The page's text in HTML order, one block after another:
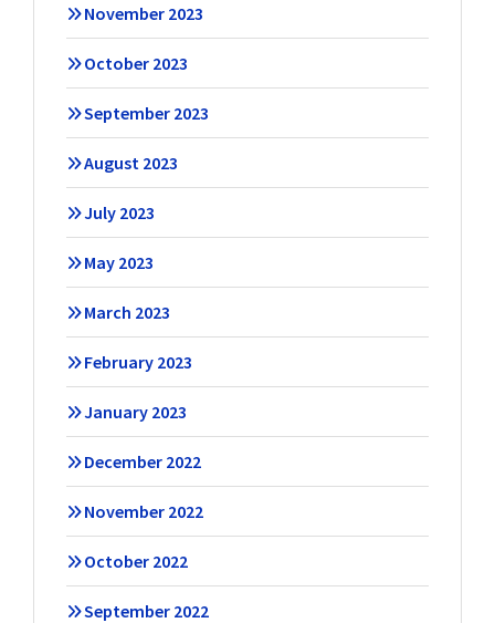
November 2023
October 2023
September 2023
August 2023
July 2023
May 2023
March 2023
February 2023
January 2023
December 2022
November 2022
October 2022
September 2022